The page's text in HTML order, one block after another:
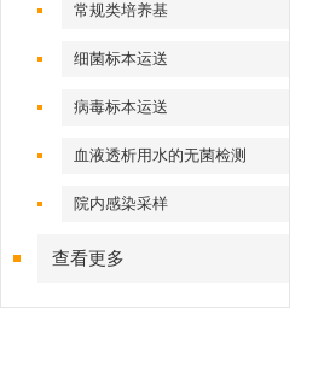
常规类培养基
细菌标本运送
病毒标本运送
血液透析用水的无菌检测
院内感染采样
查看更多